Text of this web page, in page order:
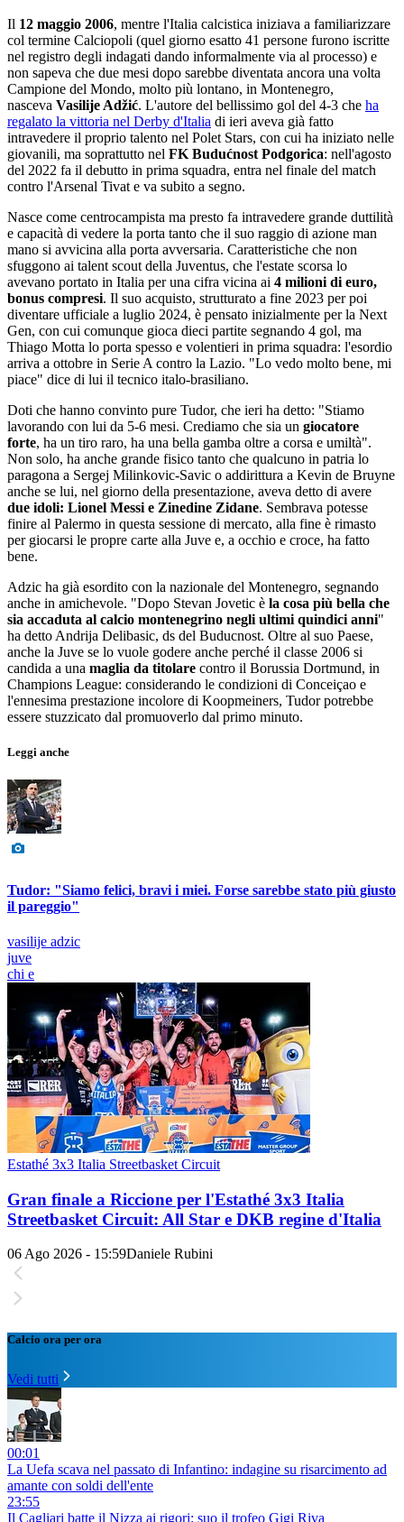
Il 12 maggio 2006, mentre l'Italia calcistica iniziava a familiarizzare
col termine Calciopoli (quel giorno esatto 41 persone furono iscritte
nel registro degli indagati dando informalmente via al processo) e
non sapeva che due mesi dopo sarebbe diventata ancora una volta
Campione del Mondo, molto più lontano, in Montenegro,
nasceva Vasilije Adžić. L'autore del bellissimo gol del 4-3 che ha
regalato la vittoria nel Derby d'Italia di ieri aveva già fatto
intravedere il proprio talento nel Polet Stars, con cui ha iniziato nelle
giovanili, ma soprattutto nel FK Budućnost Podgorica: nell'agosto
del 2022 fa il debutto in prima squadra, entra nel finale del match
contro l'Arsenal Tivat e va subito a segno.
Nasce come centrocampista ma presto fa intravedere grande duttilità
e capacità di vedere la porta tanto che il suo raggio di azione man
mano si avvicina alla porta avversaria. Caratteristiche che non
sfuggono ai talent scout della Juventus, che l'estate scorsa lo
avevano portato in Italia per una cifra vicina ai 4 milioni di euro,
bonus compresi. Il suo acquisto, strutturato a fine 2023 per poi
diventare ufficiale a luglio 2024, è pensato inizialmente per la Next
Gen, con cui comunque gioca dieci partite segnando 4 gol, ma
Thiago Motta lo porta spesso e volentieri in prima squadra: l'esordio
arriva a ottobre in Serie A contro la Lazio. "Lo vedo molto bene, mi
piace" dice di lui il tecnico italo-brasiliano.
Doti che hanno convinto pure Tudor, che ieri ha detto: "Stiamo
lavorando con lui da 5-6 mesi. Crediamo che sia un giocatore
forte, ha un tiro raro, ha una bella gamba oltre a corsa e umiltà".
Non solo, ha anche grande fisico tanto che qualcuno in patria lo
paragona a Sergej Milinkovic-Savic o addirittura a Kevin de Bruyne
anche se lui, nel giorno della presentazione, aveva detto di avere
due idoli: Lionel Messi e Zinedine Zidane. Sembrava potesse
finire al Palermo in questa sessione di mercato, alla fine è rimasto
per giocarsi le propre carte alla Juve e, a occhio e croce, ha fatto
bene.
Adzic ha già esordito con la nazionale del Montenegro, segnando
anche in amichevole. "Dopo Stevan Jovetic è la cosa più bella che
sia accaduta al calcio montenegrino negli ultimi quindici anni"
ha detto Andrija Delibasic, ds del Buducnost. Oltre al suo Paese,
anche la Juve se lo vuole godere anche perché il classe 2006 si
candida a una maglia da titolare contro il Borussia Dortmund, in
Champions League: considerando le condizioni di Conceiçao e
l'ennesima prestazione incolore di Koopmeiners, Tudor potrebbe
essere stuzzicato dal promuoverlo dal primo minuto.
Leggi anche
Tudor: "Siamo felici, bravi i miei. Forse sarebbe stato più giusto
il pareggio"
vasilije adzic
juve
chi e
Estathé 3x3 Italia Streetbasket Circuit
Gran finale a Riccione per l'Estathé 3x3 Italia
Streetbasket Circuit: All Star e DKB regine d'Italia
06 Ago 2026 - 15:59Daniele Rubini
Calcio ora per ora
Vedi tutti
00:01
La Uefa scava nel passato di Infantino: indagine su risarcimento ad
amante con soldi dell'ente
23:55
Il Cagliari batte il Nizza ai rigori: suo il trofeo Gigi Riva